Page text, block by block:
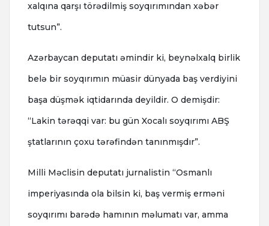
xalqına qarşı törədilmiş soyqırımından xəbər
tutsun”.
Azərbaycan deputatı əmindir ki, beynəlxalq birlik
belə bir soyqırımın müasir dünyada baş verdiyini
başa düşmək iqtidarında deyildir. O demişdir:
“Lakin tərəqqi var: bu gün Xocalı soyqırımı ABŞ
ştatlarının çoxu tərəfindən tanınmışdır”.
Milli Məclisin deputatı jurnalistin “Osmanlı
imperiyasında ola bilsin ki, baş vermiş erməni
soyqırımı barədə hamının məlumatı var, amma